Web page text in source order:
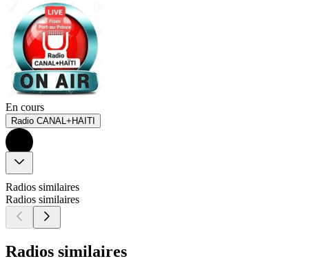
En cours
Radio CANAL+HAITI
Radios similaires
Radios similaires
Radios similaires